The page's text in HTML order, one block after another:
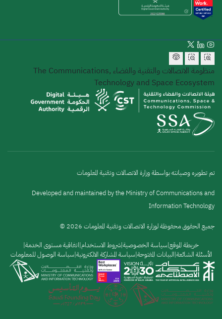
منظومة الاتصالات والتقنية والفضاء The Communications,
Technology and Space Ecosystem
تم تطويره وصيانته بواسطة وزارة الاتصالات وتقنية المعلومات
Developed and maintained by the Ministry of Communications and
Information Technology
جميع الحقوق محفوظة لوزارة الاتصالات وتقنية المعلومات 2026 ©
القائمة
السفلية
خريطة الموقع سياسة الخصوصية شروط الاستخدام اتفاقية مستوى الخدمة
الأسئلة الشائعة البيانات المفتوحة سياسة المشاركة الالكترونية سياسة الوصول للمعلومات